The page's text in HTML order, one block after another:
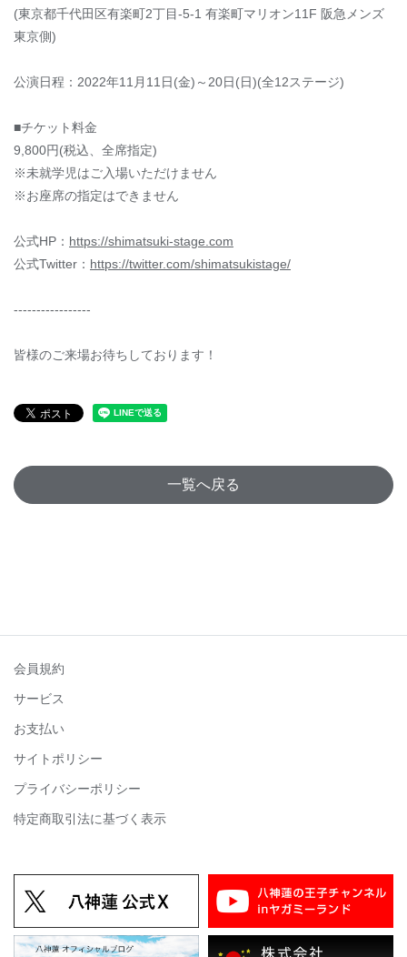
(東京都千代田区有楽町2丁目-5-1 有楽町マリオン11F 阪急メンズ
東京側)
公演日程：2022年11月11日(金)～20日(日)(全12ステージ)
■チケット料金
9,800円(税込、全席指定)
※未就学児はご入場いただけません
※お座席の指定はできません
公式HP： https://shimatsuki-stage.com
公式Twitter： https://twitter.com/shimatsukistage/
-----------------
皆様のご来場お待ちしております！
一覧へ戻る
会員規約
サービス
お支払い
サイトポリシー
プライバシーポリシー
特定商取引法に基づく表示